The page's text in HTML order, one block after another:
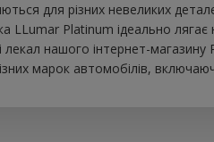
для різних невеликих
LLumar Platinum ідеально
нашого інтернет-магазину
марок автомобілів,